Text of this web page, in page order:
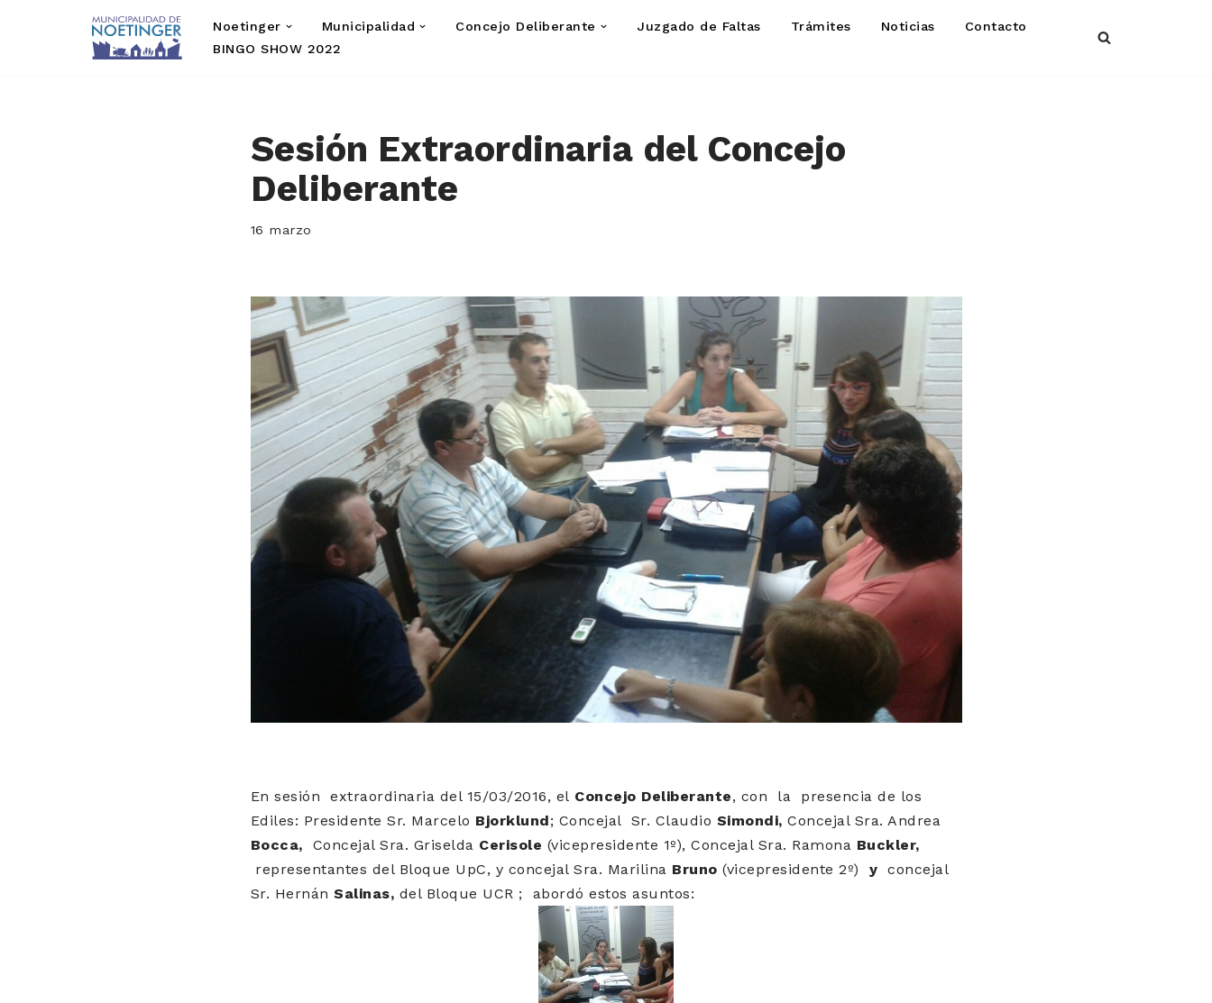
Noetinger Municipalidad Concejo Deliberante Juzgado de Faltas Trámites Noticias
Contacto
BINGO SHOW 2022
Sesión Extraordinaria del Concejo
Deliberante
16 marzo
En sesión extraordinaria del 15/03/2016, el Concejo Deliberante, con la presencia de los
Ediles: Presidente Sr. Marcelo Bjorklund; Concejal Sr. Claudio Simondi, Concejal Sra. Andrea
Bocca,
Concejal Sra. Griselda Cerisole (vicepresidente 1º), Concejal Sra. Ramona Buckler,
representantes del Bloque UpC, y concejal Sra. Marilina Bruno (vicepresidente 2º) y concejal
Sr. Hernán Salinas, del Bloque UCR ; abordó estos asuntos: